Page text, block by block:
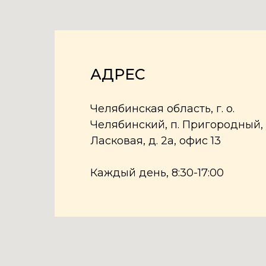
АДРЕС
Челябинская область, г. о.
Челябинский, п. Пригородный,
Ласковая, д. 2а, офис 13
Каждый день, 8:30-17:00